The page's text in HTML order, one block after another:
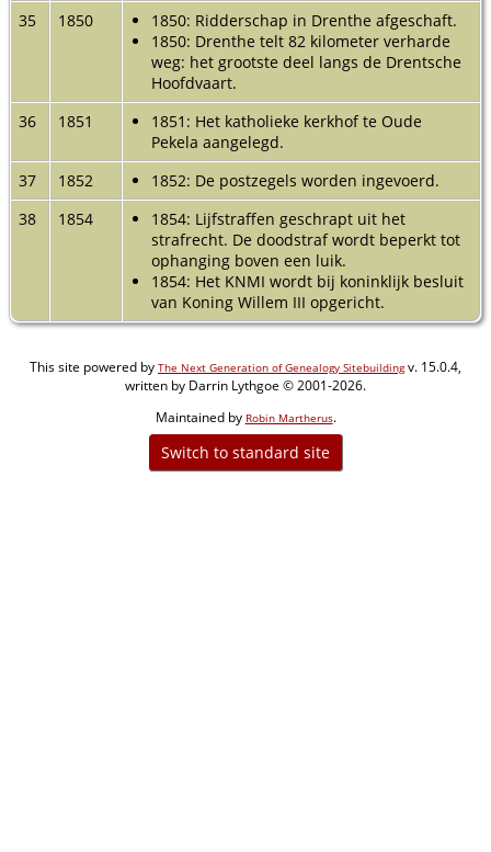
35
1850
1850: Ridderschap in Drenthe afgeschaft.
1850: Drenthe telt 82 kilometer verharde
weg: het grootste deel langs de Drentsche
Hoofdvaart.
36
1851
1851: Het katholieke kerkhof te Oude
Pekela aangelegd.
37
1852
1852: De postzegels worden ingevoerd.
38
1854
1854: Lijfstraffen geschrapt uit het
strafrecht. De doodstraf wordt beperkt tot
ophanging boven een luik.
1854: Het KNMI wordt bij koninklijk besluit
van Koning Willem III opgericht.
This site powered by The Next Generation of Genealogy Sitebuildingv. 15.0.4,
written by Darrin Lythgoe © 2001-2026.
Maintained by Robin Martherus.
Switch to standard site